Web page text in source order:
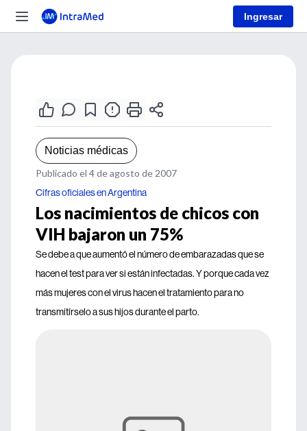
Ingresar
Noticias médicas
Publicado el 4 de agosto de 2007
Cifras oficiales en Argentina
Los nacimientos de chicos con
VIH bajaron un 75%
Se debe a que aumentó el número de embarazadas que se
hacen el test para ver si están infectadas. Y porque cada vez
más mujeres con el virus hacen el tratamiento para no
transmitírselo a sus hijos durante el parto.